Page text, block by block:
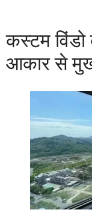
कस्टम विंडो
आकार से